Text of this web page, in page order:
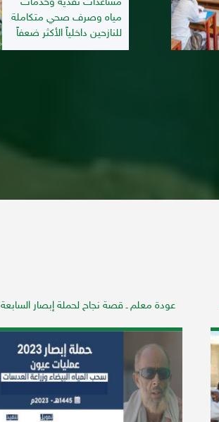
مساعدات نقدية وخدمات
مياه وصرف صحي متكاملة
للنازحين داخلياً الأكثر ضعفاً
عودة معلم ـ قصة نجاح لحملة إبصار السابعة